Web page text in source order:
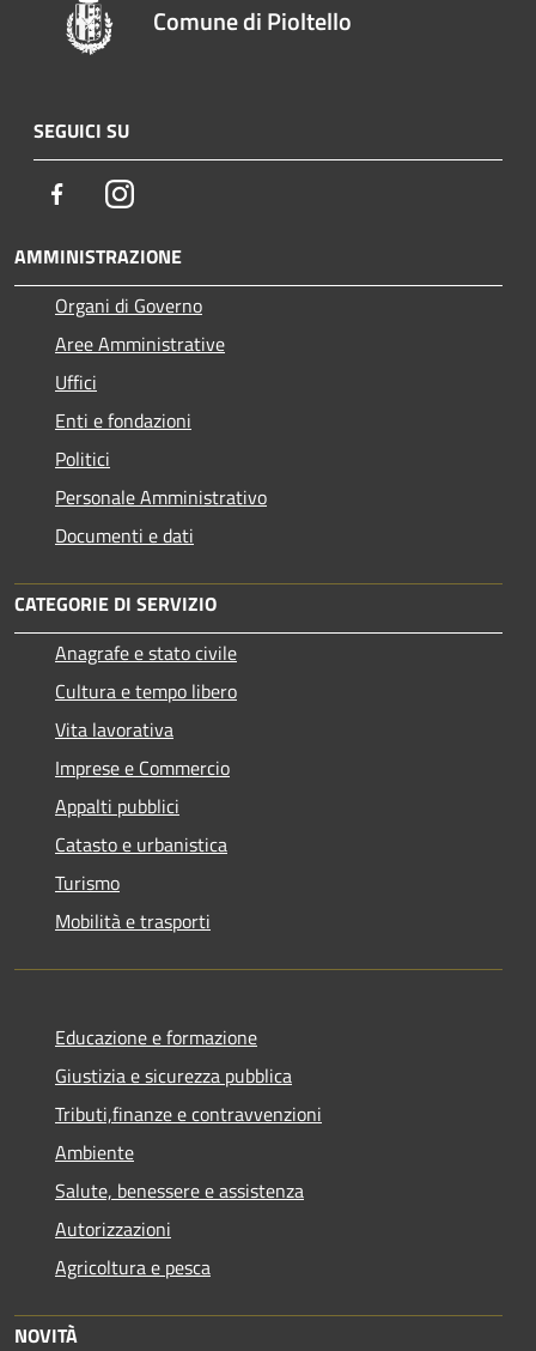
Comune di Pioltello
SEGUICI SU
FacebookInstagram
AMMINISTRAZIONE
Organi di Governo
Aree Amministrative
Uffici
Enti e fondazioni
Politici
Personale Amministrativo
Documenti e dati
CATEGORIE DI SERVIZIO
Anagrafe e stato civile
Cultura e tempo libero
Vita lavorativa
Imprese e Commercio
Appalti pubblici
Catasto e urbanistica
Turismo
Mobilità e trasporti
Educazione e formazione
Giustizia e sicurezza pubblica
Tributi,finanze e contravvenzioni
Ambiente
Salute, benessere e assistenza
Autorizzazioni
Agricoltura e pesca
NOVITÀ